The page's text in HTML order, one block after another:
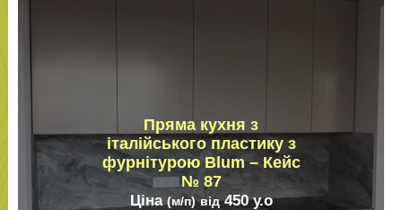
Пряма кухня з
італійського пластику з
фурнітурою Blum – Кейс
№ 87
Ціна(м/п) від450у.о